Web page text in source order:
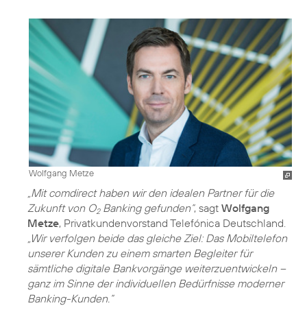
Wolfgang Metze
„Mit comdirect haben wir den idealen Partner für die
Zukunft von O2Banking gefunden“, sagt Wolfgang
Metze, Privatkundenvorstand Telefónica Deutschland.
„Wir verfolgen beide das gleiche Ziel: Das Mobiltelefon
unserer Kunden zu einem smarten Begleiter für
sämtliche digitale Bankvorgänge weiterzuentwickeln –
ganz im Sinne der individuellen Bedürfnisse moderner
Banking-Kunden.“